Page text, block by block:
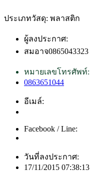
ประเภทวัสดุ: พลาสติก
ผู้ลงประกาศ:
สมอาจ0865043323
หมายเลขโทรศัพท์:
0863651044
อีเมล์:
Facebook / Line:
วันที่ลงประกาศ:
17/11/2015 07:38:13